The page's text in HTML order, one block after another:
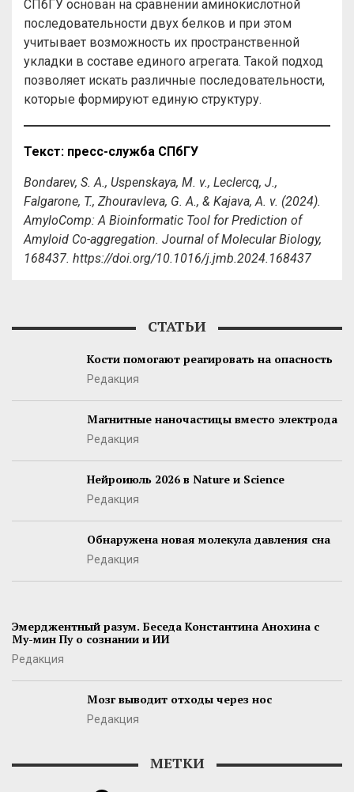
СПбГУ основан на сравнении аминокислотной
последовательности двух белков и при этом
учитывает возможность их пространственной
укладки в составе единого агрегата. Такой подход
позволяет искать различные последовательности,
которые формируют единую структуру.
Текст: пресс-служба СПбГУ
Bondarev, S. A., Uspenskaya, M. v., Leclercq, J.,
Falgarone, T., Zhouravleva, G. A., & Kajava, A. v. (2024).
AmyloComp: A Bioinformatic Tool for Prediction of
Amyloid Co-aggregation. Journal of Molecular Biology,
168437. https://doi.org/10.1016/j.jmb.2024.168437
СТАТЬИ
Кости помогают реагировать на опасность
Редакция
Магнитные наночастицы вместо электрода
Редакция
Нейроиюль 2026 в Nature и Science
Редакция
Обнаружена новая молекула давления сна
Редакция
Эмерджентный разум. Беседа Константина Анохина с
Му-мин Пу о сознании и ИИ
Редакция
Мозг выводит отходы через нос
Редакция
МЕТКИ